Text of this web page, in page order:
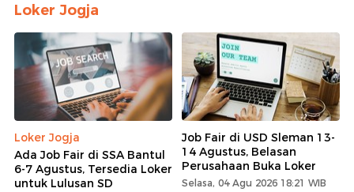
Loker Jogja
Loker Jogja
Ada Job Fair di SSA Bantul
6-7 Agustus, Tersedia Loker
untuk Lulusan SD
Job Fair di USD Sleman 13-
14 Agustus, Belasan
Perusahaan Buka Loker
Selasa, 04 Agu 2026 18:21 WIB